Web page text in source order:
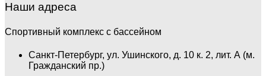
Наши адреса
Спортивный комплекс с бассейном
Санкт-Петербург, ул. Ушинского, д. 10 к. 2, лит. А (м.
Гражданский пр.)